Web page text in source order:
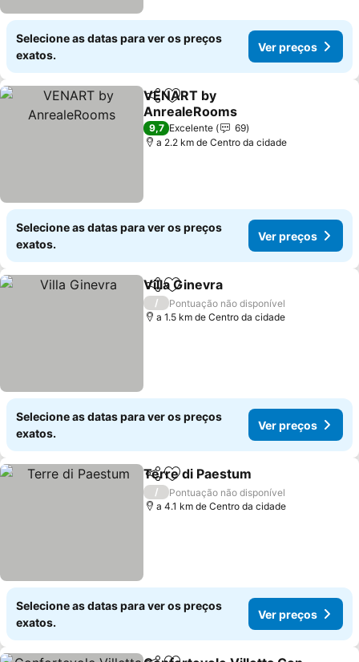
Selecione as datas para ver os preços
exatos.
Ver preços
PartilharAdicionar aos favoritos
VENART by
AnrealeRooms
9,7 Excelente
69
a 2.2 km de Centro da cidade
Selecione as datas para ver os preços
exatos.
Ver preços
PartilharAdicionar aos favoritos
Villa Ginevra
/
Pontuação não disponível
a 1.5 km de Centro da cidade
Selecione as datas para ver os preços
exatos.
Ver preços
PartilharAdicionar aos favoritos
Terre di Paestum
/
Pontuação não disponível
a 4.1 km de Centro da cidade
Selecione as datas para ver os preços
exatos.
Ver preços